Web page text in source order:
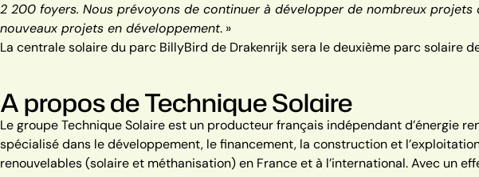
2 200 foyers. Nous prévoyons de continuer à développer de nombreux
nouveaux projets en développement. »
La centrale solaire du parc BillyBird de Drakenrijk sera le deuxième parc solaire
A propos de Technique Solaire
Le groupe Technique Solaire est un producteur français indépendant d’énergie
spécialisé dans le développement, le financement, la construction et
renouvelables (solaire et méthanisation) en France et à l’international. Avec un